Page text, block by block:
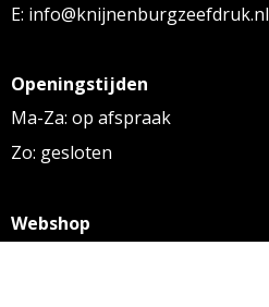
E: info@knijnenburgzeefdruk.nl
Openingstijden
Ma-Za: op afspraak
Zo: gesloten
Webshop